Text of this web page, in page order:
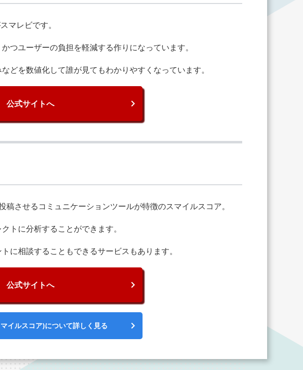
マレビです。
つユーザーの負担を軽減する作りになっています。
どを数値化して誰が見てもわかりやすくなっています。
公式サイトへ
させるコミュニケーションツールが特徴のスマイルスコア。
トに分析することができます。
に相談することもできるサービスもあります。
公式サイトへ
イルスコア)について詳しく見る